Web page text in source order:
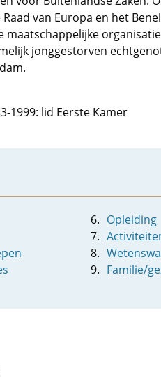
Raad van Europa en het
maatschappelijke
jonggestorven
1999: lid Eerste Kamer
Opleiding
Familie/